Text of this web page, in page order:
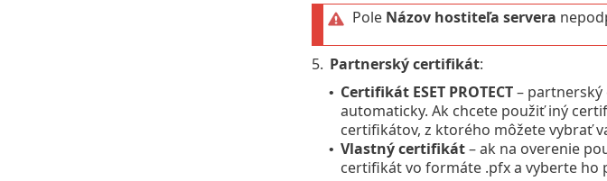
Pole Názov hostiteľa servera
5. Partnerský certifikát:
• Certifikát ESET PROTECT– partnerský
automaticky. Ak chcete použiť iný
certifikátov, z ktorého môžete vybrať
• Vlastný certifikát– ak na overenie
certifikát vo formáte .pfx a vyberte ho